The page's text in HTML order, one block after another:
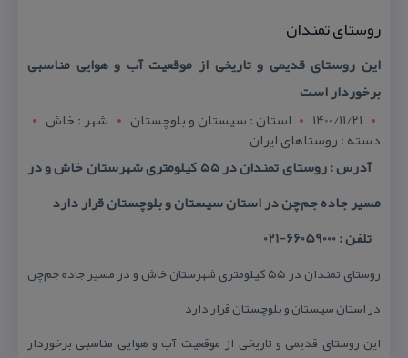
روستای تمندان
این روستای قدیمی و تاریخی از موقعیت آب و هوایی مناسبی
برخوردار است
1400/11/21
استان : سيستان و بلوچستان شهر : خاش
دسته : روستاهای ایران
آدرس : روستای تمندان در ۵۵ كیلومتری شهرستان خاش و در
مسیر جاده جم‌چن در استان سیستان و بلوچستان قرار دارد
تلفن : 66059000-021
روستای تمندان در ۵۵ كیلومتری شهرستان خاش و در مسیر جاده جم‌چن
در استان سیستان و بلوچستان قرار دارد
این روستای قدیمی و تاریخی از موقعیت آب و هوایی مناسبی برخوردار